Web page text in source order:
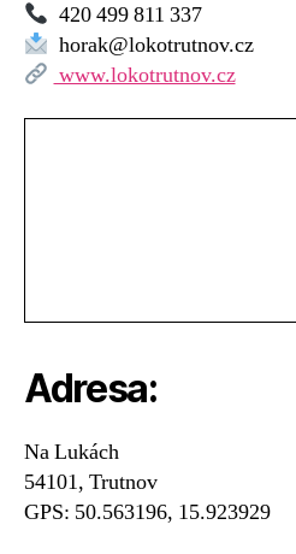
420 499 811 337
horak@lokotrutnov.cz
www.lokotrutnov.cz
Adresa:
Na Lukách
54101, Trutnov
GPS: 50.563196, 15.923929